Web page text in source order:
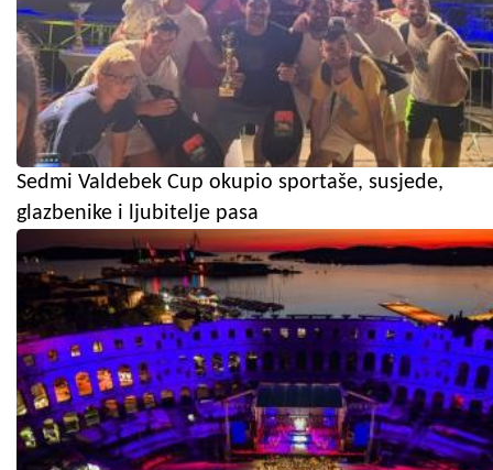
Sedmi Valdebek Cup okupio sportaše, susjede,
glazbenike i ljubitelje pasa